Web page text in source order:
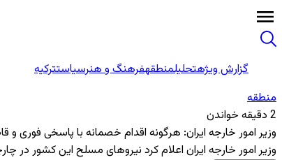
گزارش ویژهتحلیلمنطقهفرهنگ و هنرسیاستترکیه
منطقه‌
2 دقیقه خواندن
وزیر امور خارجه ایران: هرگونه اقدام خصمانه با پاسخی فوری
وزیر امور خارجه ایران اعلام کرد نیروهای مسلح این کشور